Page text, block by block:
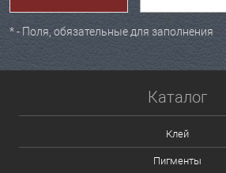
*- Поля, обязательные для заполнения
Каталог
Клей
Пигменты